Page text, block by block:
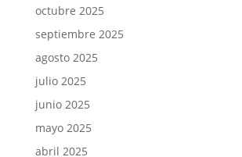
octubre 2025
septiembre 2025
agosto 2025
julio 2025
junio 2025
mayo 2025
abril 2025